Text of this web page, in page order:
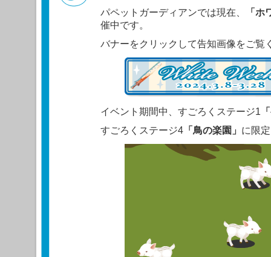
パペットガーディアンでは現在、
「
催中です。
バナーをクリックして告知画像をご覧
イベント期間中、すごろくステージ1
すごろくステージ4 「鳥の楽園」 に限